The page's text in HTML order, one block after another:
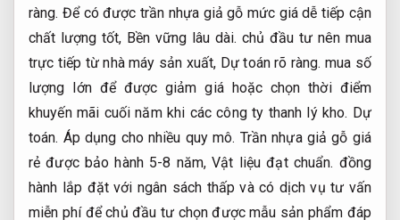
ràng. Để có được trần nhựa giả gỗ mức giá dễ tiếp cận
chất lượng tốt, Bền vững lâu dài. chủ đầu tư nên mua
trực tiếp từ nhà máy sản xuất, Dự toán rõ ràng. mua số
lượng lớn để được giảm giá hoặc chọn thời điểm
khuyến mãi cuối năm khi các công ty thanh lý kho. Dự
toán. Áp dụng cho nhiều quy mô. Trần nhựa giả gỗ giá
rẻ được bảo hành 5-8 năm,Vật liệu đạt chuẩn. đồng
hành lắp đặt với ngân sách thấp và có dịch vụ tư vấn
miễn phí để chủ đầu tư chọn được mẫu sản phẩm đáp